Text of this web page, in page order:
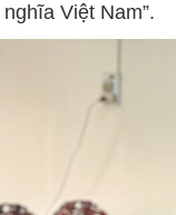
Việt Nam”.